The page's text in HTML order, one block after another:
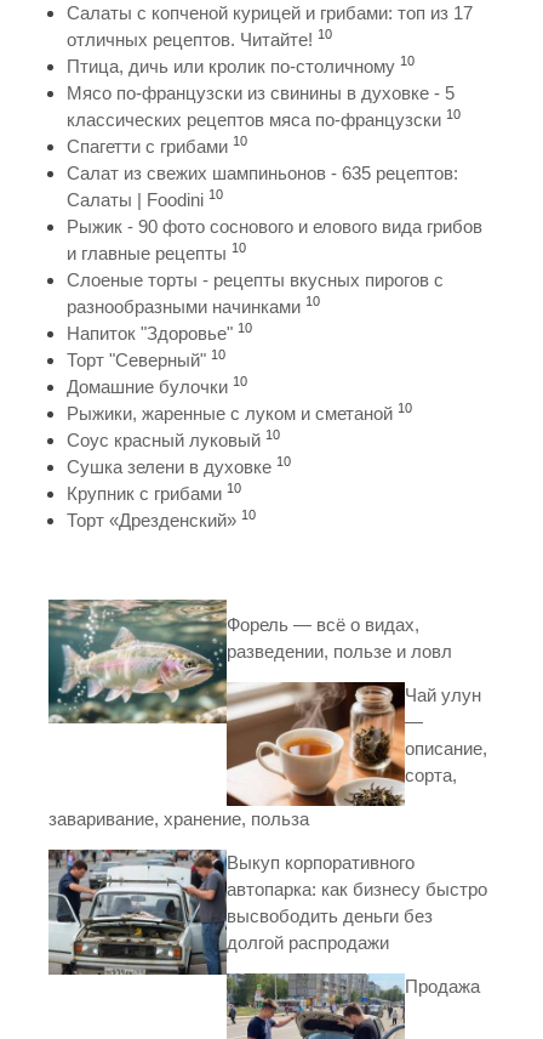
Салаты с копченой курицей и грибами: топ из 17
отличных рецептов. Читайте! 10
Птица, дичь или кролик по-столичному 10
Мясо по-французски из свинины в духовке - 5
классических рецептов мяса по-французски 10
Спагетти с грибами 10
Салат из свежих шампиньонов - 635 рецептов:
Салаты | Foodini 10
Рыжик - 90 фото соснового и елового вида грибов
и главные рецепты 10
Слоеные торты - рецепты вкусных пирогов с
разнообразными начинками 10
Напиток "Здоровье" 10
Торт "Северный" 10
Домашние булочки 10
Рыжики, жаренные с луком и сметаной 10
Соус красный луковый 10
Сушка зелени в духовке 10
Крупник с грибами 10
Торт «Дрезденский» 10
Форель — всё о видах,
разведении, пользе и ловл
Чай улун
—
описание,
сорта,
заваривание, хранение, польза
Выкуп корпоративного
автопарка: как бизнесу быстро
высвободить деньги без
долгой распродажи
Продажа